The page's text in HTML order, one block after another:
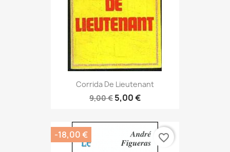
Corrida De Lieutenant
9,00 € 5,00 €
-18,00 € favorite_border